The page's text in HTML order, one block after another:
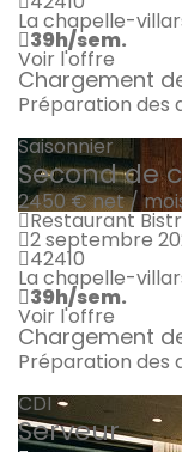
La chapelle-
39h/sem.
Voir l'offre
Chargement
Préparation des
Saisonnier
Second de
2450 €net /
Restaurant
2 septembre
42410
La chapelle-
39h/sem.
Voir l'offre
Chargement
Préparation des
CDI
Serveur